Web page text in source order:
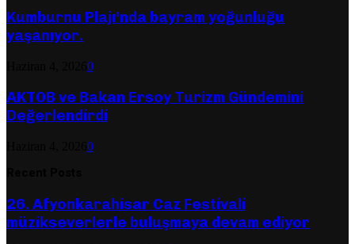
Kumburnu Plajı’nda bayram yoğunluğu
yaşanıyor.
0
AKTOB ve Bakan Ersoy Turizm Gündemini
Değerlendirdi
0
26. Afyonkarahisar Caz Festivali
müzikseverlerle buluşmaya devam ediyor